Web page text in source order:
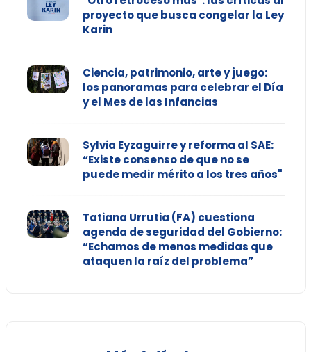
proyecto que busca congelar la Ley
Karin
Ciencia, patrimonio, arte y juego:
los panoramas para celebrar el Día
y el Mes de las Infancias
Sylvia Eyzaguirre y reforma al SAE:
“Existe consenso de que no se
puede medir mérito a los tres años"
Tatiana Urrutia (FA) cuestiona
agenda de seguridad del Gobierno:
“Echamos de menos medidas que
ataquen la raíz del problema”